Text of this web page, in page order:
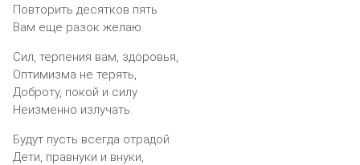
Повторить десятков пять
Вам еще разок желаю.
Сил, терпения вам, здоровья,
Оптимизма не терять,
Доброту, покой и силу
Неизменно излучать.
Будут пусть всегда отрадой
Дети, правнуки и внуки,